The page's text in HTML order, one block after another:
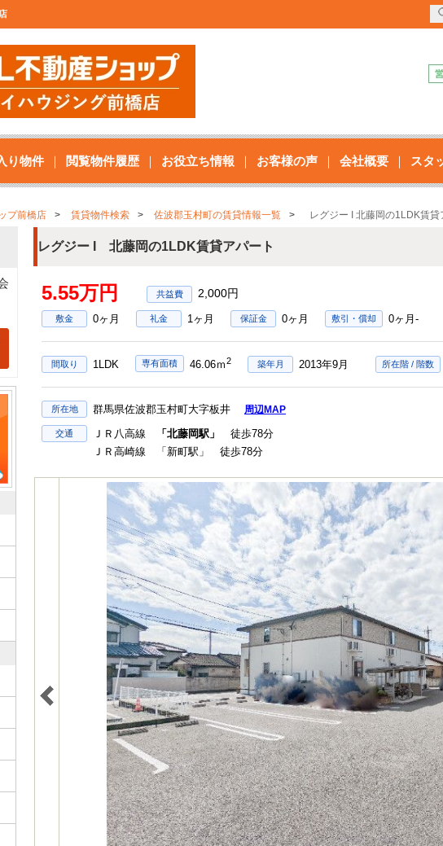
り物件 閲覧物件履歴 お役立ち情報 お客様の声 会社概要 スタ
プ前橋店 賃貸物件検索 佐波郡玉村町の賃貸情報一覧 レグジー I 北藤岡の1LDK賃貸
レグジー I 北藤岡の1LDK賃貸アパート
5.55万円 2,000円
敷金 0ヶ月 礼金 1ヶ月 保証金 0ヶ月 敷引・償却 0ヶ月-
間取り 1LDK 専有面積 46.06ｍ2 築年月 2013年9月 所在階 / 階数
所在地 群馬県佐波郡玉村町大字板井 周辺MAP
交通 ＪＲ八高線 「北藤岡駅」
徒歩78分
ＪＲ高崎線 「新町駅」 徒歩78分